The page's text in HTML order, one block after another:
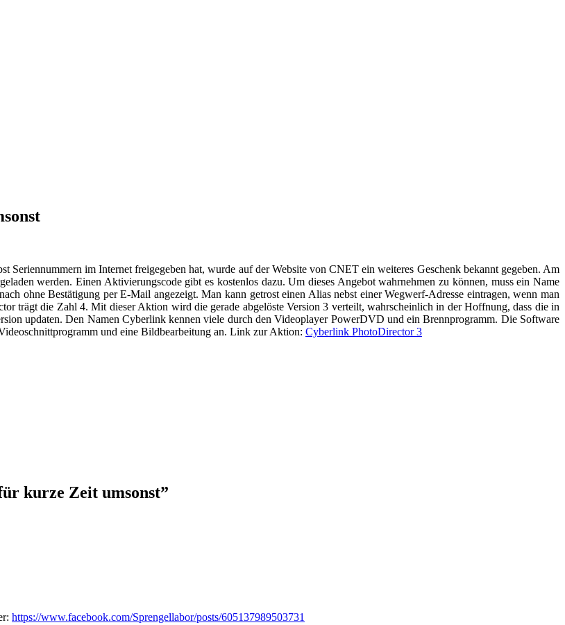
Seriennummern im Internet freigegeben hat, wurde auf der Website von CNET ein weiteres Geschenk bekannt gegeben. Am
werden. Einen Aktivierungscode gibt es kostenlos dazu. Um dieses Angebot wahrnehmen zu können, muss ein Name
ohne Bestätigung per E-Mail angezeigt. Man kann getrost einen Alias nebst einer Wegwerf-Adresse eintragen, wenn man
trägt die Zahl 4. Mit dieser Aktion wird die gerade abgelöste Version 3 verteilt, wahrscheinlich in der Hoffnung, dass die in
updaten. Den Namen Cyberlink kennen viele durch den Videoplayer PowerDVD und ein Brennprogramm. Die Software
und eine Bildbearbeitung an. Link zur Aktion: Cyberlink PhotoDirector 3
kurze Zeit umsonst”
https://www.facebook.com/Sprengellabor/posts/605137989503731